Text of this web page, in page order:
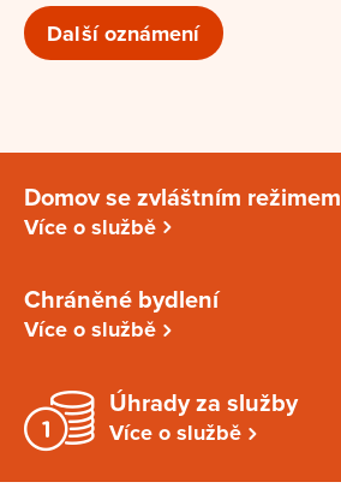
Další oznámení
Domov se zvláštním režimem
Více o službě
Chráněné bydlení
Více o službě
Úhrady za služby
Více o službě